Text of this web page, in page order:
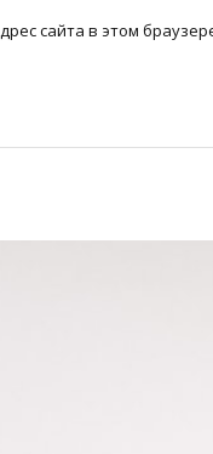
сайта в этом